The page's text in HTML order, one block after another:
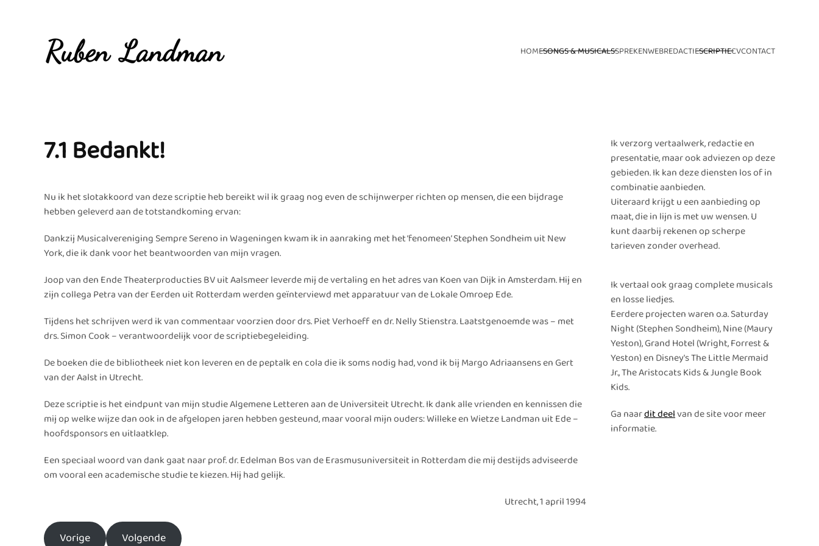
Overslaan en naar de inhoud gaan
HOMESONGS & MUSICALSSPREKENWEBREDACTIESCRIPTIECVCONTACT
7.1 Bedankt!
Nu ik het slotakkoord van deze scriptie heb bereikt wil ik graag nog even de schijnwerper richten op mensen, die een bijdrage
hebben geleverd aan de totstandkoming ervan:
Dankzij Musicalvereniging Sempre Sereno in Wageningen kwam ik in aanraking met het ‘fenomeen’ Stephen Sondheim uit New
York, die ik dank voor het beantwoorden van mijn vragen.
Joop van den Ende Theaterproducties BV uit Aalsmeer leverde mij de vertaling en het adres van Koen van Dijk in Amsterdam. Hij en
zijn collega Petra van der Eerden uit Rotterdam werden geïnterviewd met apparatuur van de Lokale Omroep Ede.
Tijdens het schrijven werd ik van commentaar voorzien door drs. Piet Verhoeff en dr. Nelly Stienstra. Laatstgenoemde was – met
drs. Simon Cook – verantwoordelijk voor de scriptiebegeleiding.
De boeken die de bibliotheek niet kon leveren en de peptalk en cola die ik soms nodig had, vond ik bij Margo Adriaansens en Gert
van der Aalst in Utrecht.
Deze scriptie is het eindpunt van mijn studie Algemene Letteren aan de Universiteit Utrecht. Ik dank alle vrienden en kennissen die
mij op welke wijze dan ook in de afgelopen jaren hebben gesteund, maar vooral mijn ouders: Willeke en Wietze Landman uit Ede –
hoofdsponsors en uitlaatklep.
Een speciaal woord van dank gaat naar prof. dr. Edelman Bos van de Erasmusuniversiteit in Rotterdam die mij destijds adviseerde
om vooral een academische studie te kiezen. Hij had gelijk.
Utrecht, 1 april 1994
Vorige Volgende
Ik verzorg vertaalwerk, redactie en
presentatie, maar ook adviezen op deze
gebieden. Ik kan deze diensten los of in
combinatie aanbieden.
Uiteraard krijgt u een aanbieding op
maat, die in lijn is met uw wensen. U
kunt daarbij rekenen op scherpe
tarieven zonder overhead.
Ik vertaal ook graag complete musicals
en losse liedjes.
Eerdere projecten waren o.a. Saturday
Night (Stephen Sondheim), Nine (Maury
Yeston), Grand Hotel (Wright, Forrest &
Yeston) en Disney's The Little Mermaid
Jr., The Aristocats Kids & Jungle Book
Kids.
Ga naardit deelvan de site voor meer
informatie.